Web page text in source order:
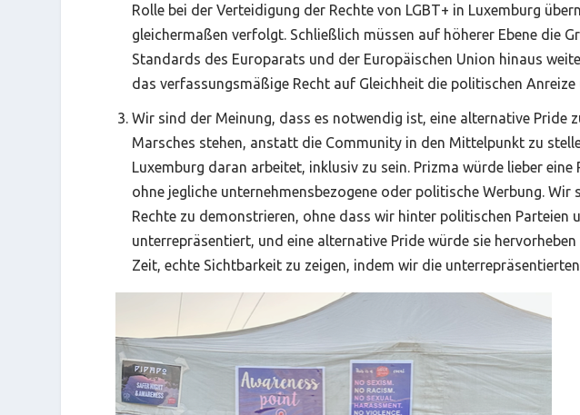
Rolle bei der Verteidigung der Rechte von LGBT+ in Luxemburg
gleichermaßen verfolgt. Schließlich müssen auf höherer Ebene die
Standards des Europarats und der Europäischen Union hinaus
das verfassungsmäßige Recht auf Gleichheit die politischen
Wir sind der Meinung, dass es notwendig ist, eine alternative Pride
Marsches stehen, anstatt die Community in den Mittelpunkt zu
Luxemburg daran arbeitet, inklusiv zu sein. Prizma würde lieber
ohne jegliche unternehmensbezogene oder politische Werbung.
Rechte zu demonstrieren, ohne dass wir hinter politischen Parteien
unterrepräsentiert, und eine alternative Pride würde sie
Zeit, echte Sichtbarkeit zu zeigen, indem wir die